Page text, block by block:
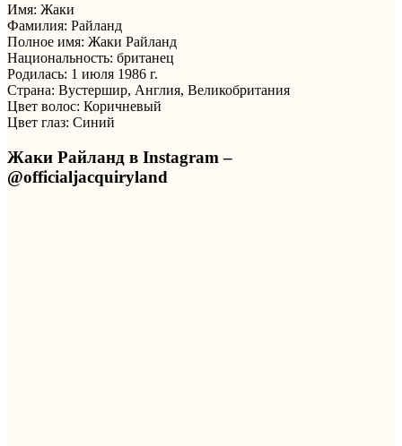
Имя: Жаки
Фамилия: Райланд
Полное имя: Жаки Райланд
Национальность: британец
Родилась: 1 июля 1986 г.
Страна: Вустершир, Англия, Великобритания
Цвет волос: Коричневый
Цвет глаз: Синий
Жаки Райланд в Instagram –
@officialjacquiryland